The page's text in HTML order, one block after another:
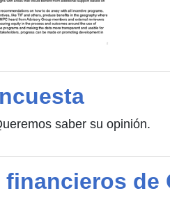
saber su opinión.
de